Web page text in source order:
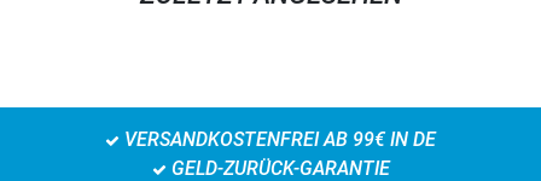
VERSANDKOSTENFREI AB 99€ IN DE
GELD-ZURÜCK-GARANTIE